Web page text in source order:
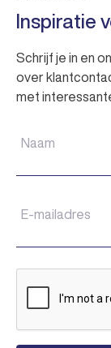
Inspiratie
Schrijf je in en
over
met